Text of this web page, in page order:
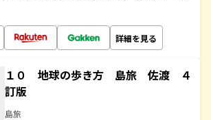
詳細を見る
１０ 地球の歩き方 島旅 佐渡 ４
訂版
島旅